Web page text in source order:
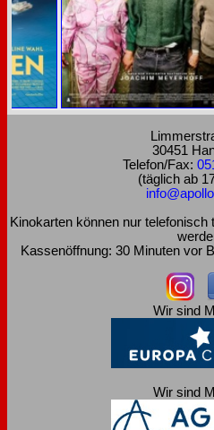
30451
Telefon/Fax:
(täglich ab
Kinokarten können nur
Kassenöffnung: 30 Minuten vor
Wir sind
Wir sind